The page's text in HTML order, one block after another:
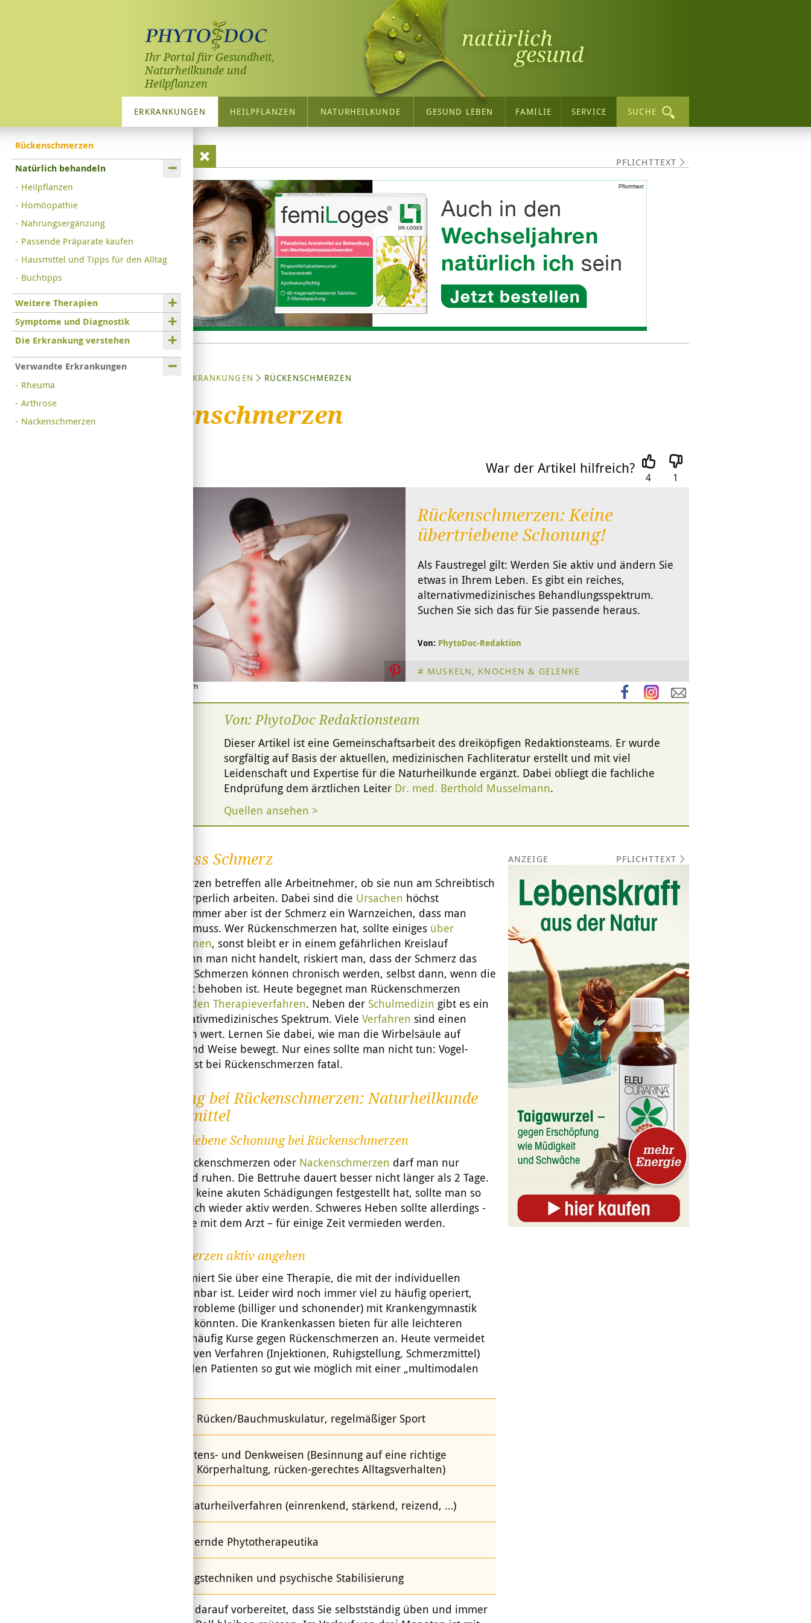
Ihr Portal für Gesundheit,
Naturheilkunde und
Heilpflanzen
natürlich
gesund
ERKRANKUNGEN HEILPFLANZEN NATURHEILKUNDE GESUND LEBEN FAMILIE SERVICE SUCHE
PFLICHTTEXT
ERKRANKUNGEN RÜCKENSCHMERZEN
Rückenschmerzen
War der Artikel hilfreich?
4 1
© staras - Fotolia.com
Rückenschmerzen: Keine
übertriebene Schonung!
Als Faustregel gilt: Werden Sie aktiv und ändern Sie
etwas in Ihrem Leben. Es gibt ein reiches,
alternativmedizinisches Behandlungsspektrum.
Suchen Sie sich das für Sie passende heraus.
Von: PhytoDoc-Redaktion
MUSKELN, KNOCHEN & GELENKE
Von: PhytoDoc Redaktionsteam
Dieser Artikel ist eine Gemeinschaftsarbeit des dreiköpfigen Redaktionsteams. Er wurde
sorgfältig auf Basis der aktuellen, medizinischen Fachliteratur erstellt und mit viel
Leidenschaft und Expertise für die Naturheilkunde ergänzt. Dabei obliegt die fachliche
Endprüfung dem ärztlichen Leiter Dr. med. Berthold Musselmann.
Quellen ansehen >
Rückenschmerzen
Natürlich behandeln
Heilpflanzen
Homöopathie
Nahrungsergänzung
Passende Präparate kaufen
Hausmittel und Tipps für den Alltag
Buchtipps
Weitere Therapien
Symptome und Diagnostik
Die Erkrankung verstehen
Verwandte Erkrankungen
Rheuma
Arthrose
Nackenschmerzen
Warnschuss Schmerz
Rückenschmerzen betreffen alle Arbeitnehmer, ob sie nun am Schreibtisch
sitzen oder körperlich arbeiten. Dabei sind die Ursachen höchst
verschieden. Immer aber ist der Schmerz ein Warnzeichen, dass man
etwas ändern muss. Wer Rückenschmerzen hat, sollte einiges über
Schmerzen lernen, sonst bleibt er in einem gefährlichen Kreislauf
gefangen: Wenn man nicht handelt, riskiert man, dass der Schmerz das
Leben regiert. Schmerzen können chronisch werden, selbst dann, wenn die
Ursache längst behoben ist. Heute begegnet man Rückenschmerzen
aktivierenden Therapieverfahren. Neben der Schulmedizin gibt es ein
reiches alternativmedizinisches Spektrum. Viele Verfahren sind einen
echten Versuch wert. Lernen Sie dabei, wie man die Wirbelsäule auf
gesunde Art und Weise bewegt. Nur eines sollte man nicht tun: Vogel-
Strauß-Politik ist bei Rückenschmerzen fatal.
Behandlung bei Rückenschmerzen: Naturheilkunde
und Hausmittel
Keine übertriebene Schonung bei Rückenschmerzen
Bei starken Rückenschmerzen oder Nackenschmerzen darf man nur
vorübergehend ruhen. Die Bettruhe dauert besser nicht länger als 2 Tage.
Wenn der Arzt keine akuten Schädigungen festgestellt hat, sollte man so
bald wie möglich wieder aktiv werden. Schweres Heben sollte allerdings -
in Rücksprache mit dem Arzt – für einige Zeit vermieden werden.
Rückenschmerzen aktiv angehen
Der Arzt informiert Sie über eine Therapie, die mit der individuellen
Situation vereinbar ist. Leider wird noch immer viel zu häufig operiert,
obwohl viele Probleme (billiger und schonender) mit Krankengymnastik
gelöst werden könnten. Die Krankenkassen bieten für alle leichteren
Beschwerden häufig Kurse gegen Rückenschmerzen an. Heute vermeidet
man alle passiven Verfahren (Injektionen, Ruhigstellung, Schmerzmittel)
und aktiviert den Patienten so gut wie möglich mit einer „multimodalen
Training der Rücken/Bauchmuskulatur, regelmäßiger Sport
neue Verhaltens- und Denkweisen (Besinnung auf eine richtige
„natürliche“ Körperhaltung, rücken-gerechtes Alltagsverhalten)
klassische Naturheilverfahren (einrenkend, stärkend, reizend, …)
schmerzlindernde Phytotherapeutika
Entspannungstechniken und psychische Stabilisierung
Bitte seien Sie darauf vorbereitet, dass Sie selbstständig üben und immer
PFLICHTTEXT